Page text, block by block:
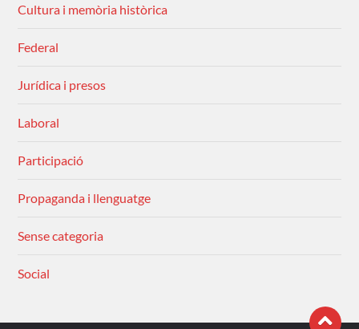
Cultura i memòria històrica
Federal
Jurídica i presos
Laboral
Participació
Propaganda i llenguatge
Sense categoria
Social